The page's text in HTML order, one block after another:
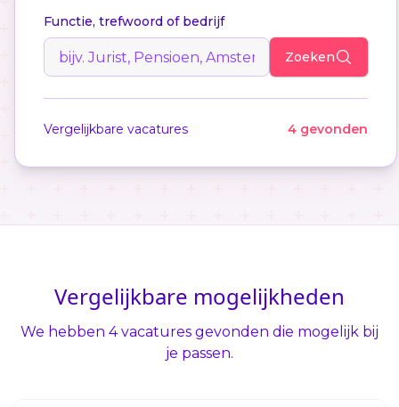
Functie, trefwoord of bedrijf
Zoeken
Vergelijkbare vacatures 4 gevonden
Vergelijkbare mogelijkheden
We hebben 4 vacatures gevonden die mogelijk bij
je passen.